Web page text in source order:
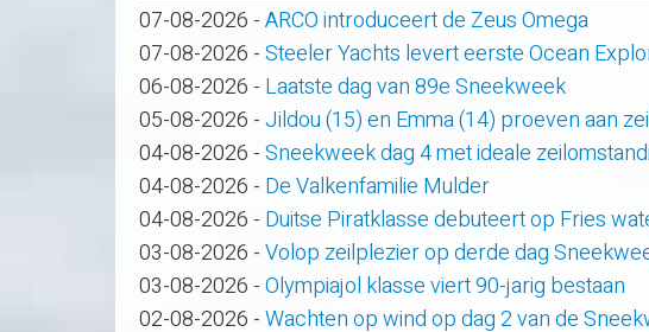
07-08-2026 -ARCO introduceert de Zeus Omega
07-08-2026 -Steeler Yachts levert eerste Ocean
06-08-2026 - Laatste dag van 89e Sneekweek
05-08-2026 -Jildou (15) en Emma (14) proeven aan
04-08-2026 -Sneekweek dag 4 met ideale
04-08-2026 - De Valkenfamilie Mulder
04-08-2026 - Duitse Piratklasse debuteert op Fries
03-08-2026 -Volop zeilplezier op derde dag
03-08-2026 -Olympiajol klasse viert 90-jarig bestaan
02-08-2026 -Wachten op wind op dag 2 van de